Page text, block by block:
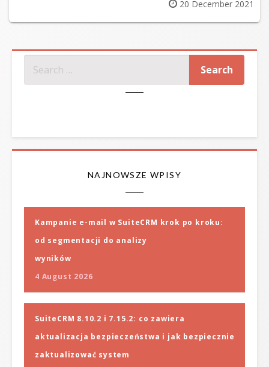
Posted
on
20 December 2021
NAJNOWSZE WPISY
Kampanie e-mail w SuiteCRM krok po kroku:
od segmentacji do analizy
wyników
4 August 2026
SuiteCRM 8.10.2 i 7.15.2: co zawiera
aktualizacja bezpieczeństwa i jak bezpiecznie
zaktualizować system